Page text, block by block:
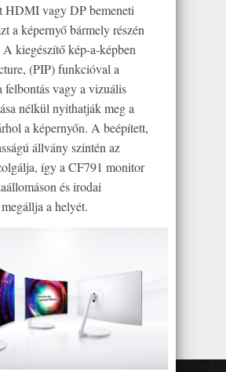
HDMI vagy DP bemeneti
a képernyő bármely részén
kiegészítő kép-a-képben
(PIP) funkcióval a
felbontás vagy a vizuális
nélkül nyithatják meg a
a képernyőn. A beépített,
állvány szintén az
így a CF791 monitor
és irodai
a helyét.